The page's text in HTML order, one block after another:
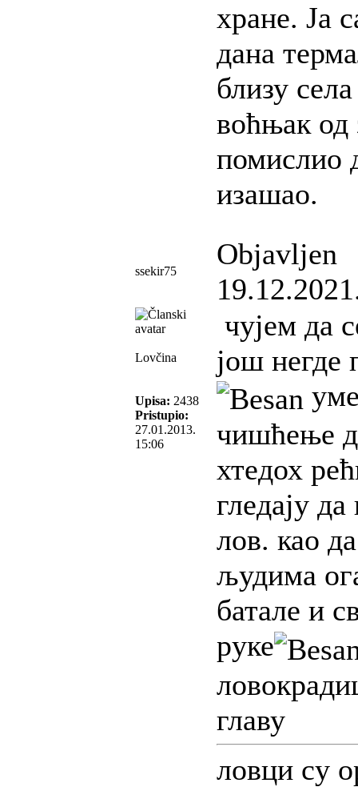
хране. Ја
дана
близу
воћњак од
помислио
изашао.
ssekir75
Objavljen
Lovčina
Upisa: 2438
Pristupio:
27.01.2013.
15:06
чујем да
још негде
чишћење
хтедох
гледају
лов. као
људима
батале и
руке
главу
ловци су